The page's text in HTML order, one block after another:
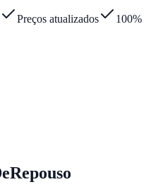
Preços atualizados
100%